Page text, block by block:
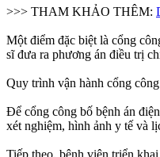
>>> THAM KHẢO THÊM:
Một điểm đặc biệt là cổng
sĩ đưa ra phương án điều trị
Quy trình vận hành cổng
Để cổng công bố bệnh án
xét nghiệm, hình ảnh y tế và